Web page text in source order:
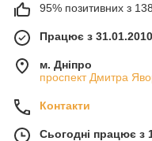
95% позитивних з
Працює з 31.01.2010
м. Дніпро
проспект Дмитра
Контакти
Сьогодні працює з